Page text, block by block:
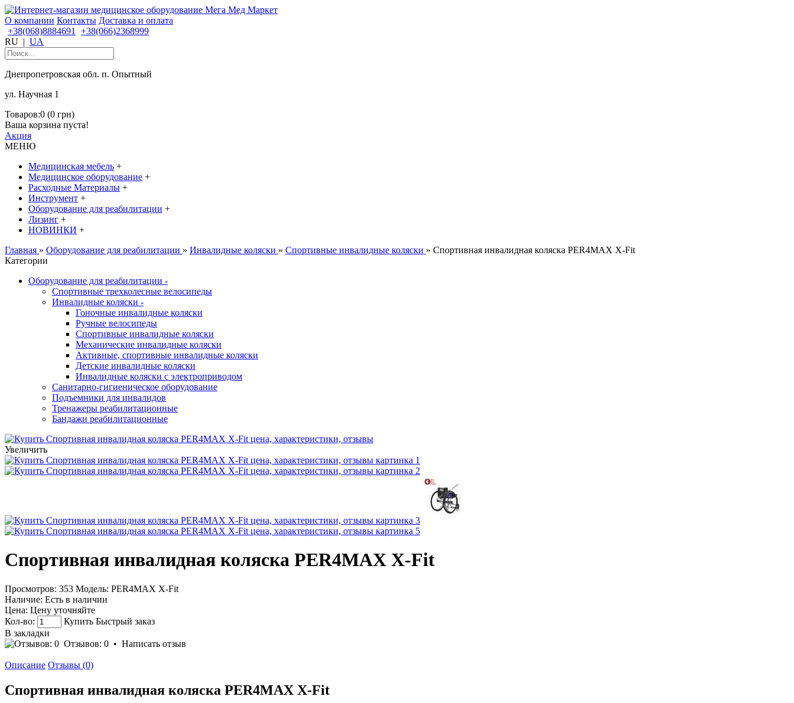
О компании Контакты Доставка и оплата
+38(068)8884691
+38(066)2368999
RU | UA
Днепропетровская обл. п. Опытный
ул. Научная 1
Товаров:0 (0 грн)
Ваша корзина пуста!
Акция
МЕНЮ
Медицинская мебель +
Медицинское оборудование +
Расходные Материалы +
Инструмент +
Оборудование для реабилитации +
Лизинг +
НОВИНКИ +
Главная » Оборудование для реабилитации » Инвалидные коляски » Спортивные инвалидные коляски » Спортивная инвалидная коляска PER4MAX X-Fit
Категории
Оборудование для реабилитации -
Спортивные трехколесные велосипеды
Инвалидные коляски -
Гоночные инвалидные коляски
Ручные велосипеды
Спортивные инвалидные коляски
Механические инвалидные коляски
Активные, спортивные инвалидные коляски
Детские инвалидные коляски
Инвалидные коляски с электроприводом
Санитарно-гигиеническое оборудование
Подъемники для инвалидов
Тренажеры реабилитационные
Бандажи реабилитационные
Увеличить
Спортивная инвалидная коляска PER4MAX X-Fit
Просмотров: 353 Модель: PER4MAX X-Fit
Наличие: Есть в наличии
Цена: Цену уточняйте
Кол-во:
Купить Быстрый заказ
В закладки
Отзывов: 0 • Написать отзыв
Описание Отзывы (0)
Спортивная инвалидная коляска PER4MAX X-Fit